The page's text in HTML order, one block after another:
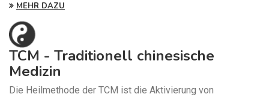
MEHR DAZU
TCM - Traditionell chinesische
Medizin
Die Heilmethode der TCM ist die Aktivierung von